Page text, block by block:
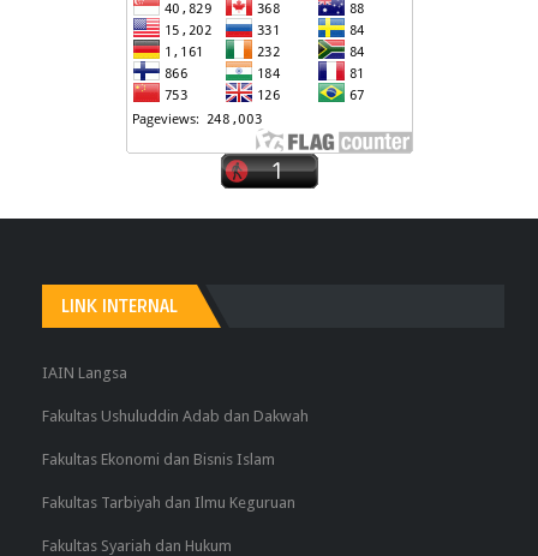
LINK INTERNAL
IAIN Langsa
Fakultas Ushuluddin Adab dan Dakwah
Fakultas Ekonomi dan Bisnis Islam
Fakultas Tarbiyah dan Ilmu Keguruan
Fakultas Syariah dan Hukum